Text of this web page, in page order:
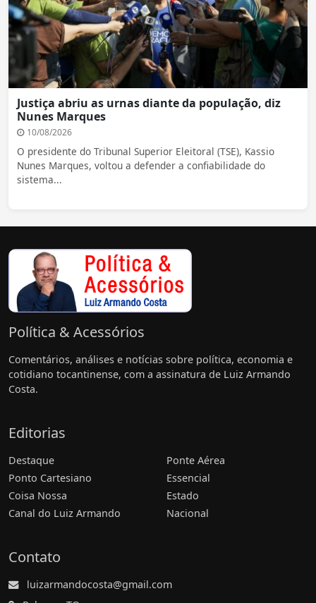
Justiça abriu as urnas diante da população, diz
Nunes Marques
10/08/2026
O presidente do Tribunal Superior Eleitoral (TSE), Kassio
Nunes Marques, voltou a defender a confiabilidade do
sistema...
Política & Acessórios
Comentários, análises e notícias sobre política, economia e
cotidiano tocantinense, com a assinatura de Luiz Armando
Costa.
Editorias
Destaque
Ponto Cartesiano
Coisa Nossa
Canal do Luiz Armando
Ponte Aérea
Essencial
Estado
Nacional
Contato
luizarmandocosta@gmail.com